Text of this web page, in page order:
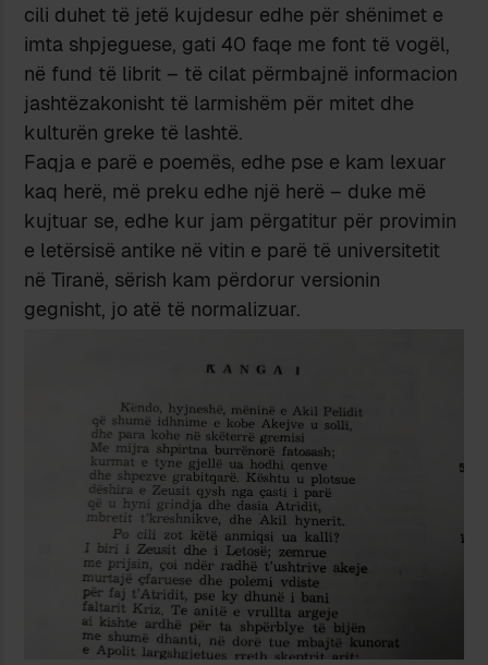
cili duhet të jetë kujdesur edhe për shënimet e
imta shpjeguese, gati 40 faqe me font të vogël,
në fund të librit – të cilat përmbajnë informacion
jashtëzakonisht të larmishëm për mitet dhe
kulturën greke të lashtë.
Faqja e parë e poemës, edhe pse e kam lexuar
kaq herë, më preku edhe një herë – duke më
kujtuar se, edhe kur jam përgatitur për provimin
e letërsisë antike në vitin e parë të universitetit
në Tiranë, sërish kam përdorur versionin
gegnisht, jo atë të normalizuar.